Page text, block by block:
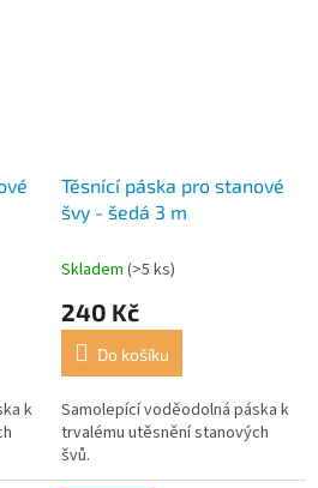
k
Těsnící páska pro stanové
švy - šedá 3 m
Skladem (>5 ks)
240 Kč
Do košíku
Samolepící voděodolná páska k
trvalému utěsnění stanových
švů.